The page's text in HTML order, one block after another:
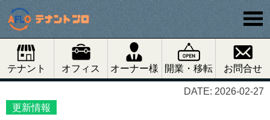
テナント オフィス オーナー様 開業・移転 お問合せ
DATE: 2026-02-27
更新情報